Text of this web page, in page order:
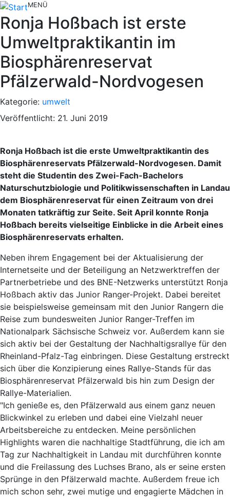
MENÜ
Ronja Hoßbach ist erste
Umweltpraktikantin im
Biosphärenreservat
Pfälzerwald-Nordvogesen
Kategorie: umwelt
Veröffentlicht: 21. Juni 2019
Ronja Hoßbach ist die erste Umweltpraktikantin des
Biosphärenreservats Pfälzerwald-Nordvogesen. Damit
steht die Studentin des Zwei-Fach-Bachelors
Naturschutzbiologie und Politikwissenschaften in Landau
dem Biosphärenreservat für einen Zeitraum von drei
Monaten tatkräftig zur Seite. Seit April konnte Ronja
Hoßbach bereits vielseitige Einblicke in die Arbeit eines
Biosphärenreservats erhalten.
Neben ihrem Engagement bei der Aktualisierung der
Internetseite und der Beteiligung an Netzwerktreffen der
Partnerbetriebe und des BNE-Netzwerks unterstützt Ronja
Hoßbach aktiv das Junior Ranger-Projekt. Dabei bereitet
sie beispielsweise gemeinsam mit den Junior Rangern die
Reise zum bundesweiten Junior Ranger-Treffen im
Nationalpark Sächsische Schweiz vor. Außerdem kann sie
sich aktiv bei der Gestaltung der Nachhaltigsrallye für den
Rheinland-Pfalz-Tag einbringen. Diese Gestaltung erstreckt
sich über die Konzipierung eines Rallye-Stands für das
Biosphärenreservat Pfälzerwald bis hin zum Design der
Rallye-Materialien.
"Ich genieße es, den Pfälzerwald aus einem ganz neuen
Blickwinkel zu erleben und dabei eine Vielzahl neuer
Arbeitsbereiche zu entdecken. Meine persönlichen
Highlights waren die nachhaltige Stadtführung, die ich am
Tag zur Nachhaltigkeit in Landau mit durchführen konnte
und die Freilassung des Luchses Brano, als er seine ersten
Sprünge in den Pfälzerwald machte. Außerdem freue ich
mich schon sehr, zwei mutige und engagierte Mädchen in